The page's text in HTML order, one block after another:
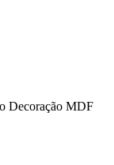
Decoração MDF